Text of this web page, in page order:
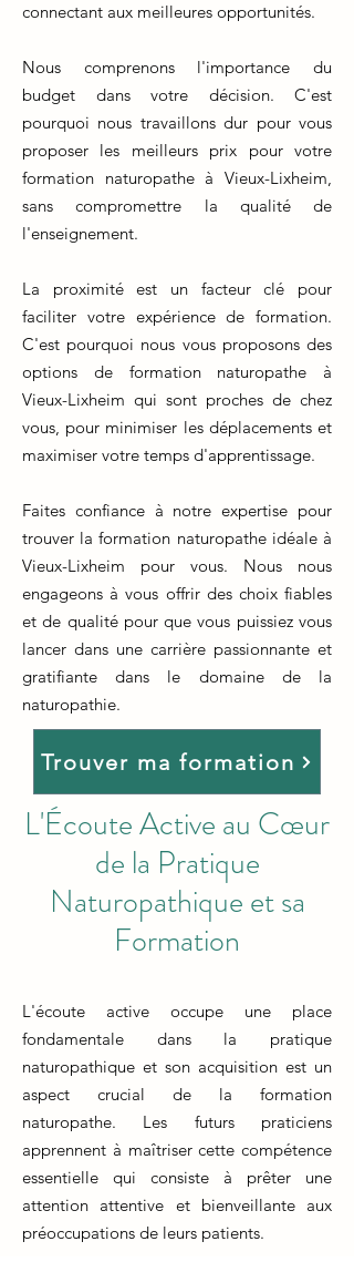
connectant aux meilleures opportunités.
Nous comprenons l'importance du
budget dans votre décision. C'est
pourquoi nous travaillons dur pour vous
proposer les meilleurs prix pour votre
formation naturopathe à Vieux-Lixheim,
sans compromettre la qualité de
l'enseignement.
La proximité est un facteur clé pour
faciliter votre expérience de formation.
C'est pourquoi nous vous proposons des
options de formation naturopathe à
Vieux-Lixheim qui sont proches de chez
vous, pour minimiser les déplacements et
maximiser votre temps d'apprentissage.
Faites confiance à notre expertise pour
trouver la formation naturopathe idéale à
Vieux-Lixheim pour vous. Nous nous
engageons à vous offrir des choix fiables
et de qualité pour que vous puissiez vous
lancer dans une carrière passionnante et
gratifiante dans le domaine de la
naturopathie.
Trouver ma formation
L'Écoute Active au Cœur
de la Pratique
Naturopathique et sa
Formation
L'écoute active occupe une place
fondamentale dans la pratique
naturopathique et son acquisition est un
aspect crucial de la formation
naturopathe. Les futurs praticiens
apprennent à maîtriser cette compétence
essentielle qui consiste à prêter une
attention attentive et bienveillante aux
préoccupations de leurs patients.